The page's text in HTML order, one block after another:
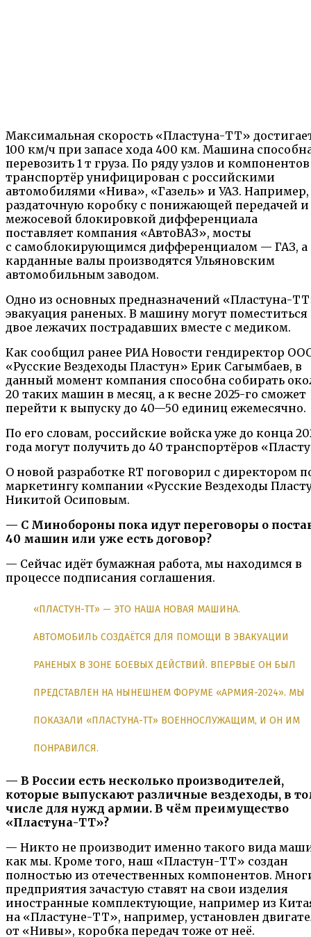
Максимальная скорость «Пластуна-ТТ»
100 км/ч при запасе хода 400 км. Машина
перевозить 1 т груза. По ряду узлов и компонентов
транспортёр унифицирован с российскими
автомобилями «Нива», «Газель» и УАЗ. Например,
раздаточную коробку с понижающей передачей и
межосевой блокировкой дифференциала
поставляет компания «АвтоВАЗ», мосты
с самоблокирующимся дифференциалом — ГАЗ, а
карданные валы производятся Ульяновским
автомобильным заводом.
Одно из основных предназначений «Пластуна-
эвакуация раненых. В машину могут поместиться
двое лежачих пострадавших вместе с медиком.
Как сообщил ранее РИА Новости гендиректор
«Русские Вездеходы Пластун» Ерик Сагымбаев, в
данный момент компания способна собирать
20 таких машин в месяц, а к весне 2025-го сможет
перейти к выпуску до 40—50 единиц ежемесячно.
По его словам, российские войска уже до конца
года могут получить до 40 транспортёров
О новой разработке RT поговорил с директором
маркетингу компании «Русские Вездеходы
Никитой Осиповым.
— С Минобороны пока идут переговоры о
40 машин или уже есть договор?
— Сейчас идёт бумажная работа, мы находимся в
процессе подписания соглашения.
«ПЛАСТУН-ТТ» — ЭТО НАША НОВАЯ МАШИНА.
АВТОМОБИЛЬ СОЗДАЁТСЯ ДЛЯ ПОМОЩИ В ЭВАКУАЦИИ
РАНЕНЫХ В ЗОНЕ БОЕВЫХ ДЕЙСТВИЙ. ВПЕРВЫЕ ОН БЫЛ
ПРЕДСТАВЛЕН НА НЫНЕШНЕМ ФОРУМЕ «АРМИЯ-2024». МЫ
ПОКАЗАЛИ «ПЛАСТУНА-ТТ» ВОЕННОСЛУЖАЩИМ, И ОН ИМ
ПОНРАВИЛСЯ.
— В России есть несколько производителей,
которые выпускают различные вездеходы, в
числе для нужд армии. В чём преимущество
«Пластуна-ТТ»?
— Никто не производит именно такого вида
как мы. Кроме того, наш «Пластун-ТТ» создан
полностью из отечественных компонентов.
предприятия зачастую ставят на свои изделия
иностранные комплектующие, например из
на «Пластуне-ТТ», например, установлен
от «Нивы», коробка передач тоже от неё.